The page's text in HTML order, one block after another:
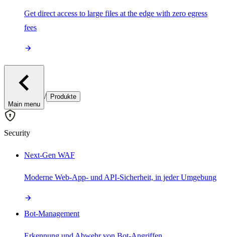
Get direct access to large files at the edge with zero egress
fees
Main menu
/ Produkte
Security
Next-Gen WAF
Moderne Web-App- und API-Sicherheit, in jeder Umgebung
Bot-Management